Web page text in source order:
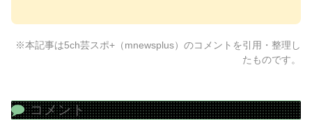
※本記事は5ch芸スポ+（mnewsplus）のコメントを引用・整理し
たものです。
コメント